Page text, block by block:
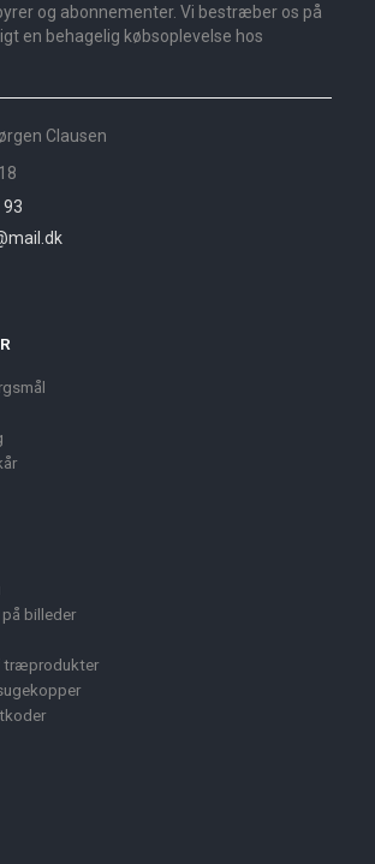
og abonnementer. Vi bestræber os på
en behagelig købsoplevelse hos
Clausen
93
billeder
træprodukter